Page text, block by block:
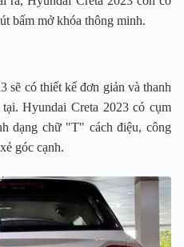
bấm mở khóa thông minh.
sẽ có thiết kế đơn giản và thanh
Hyundai Creta 2023 có cụm
dạng chữ "T" cách điệu, công
góc cạnh.